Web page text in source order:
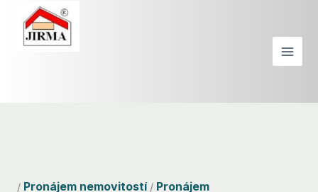
Přeskočit
obsah
/ Pronájem nemovitostí / Pronájem